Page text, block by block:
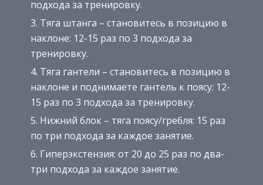
подхода за тренировку.
Тяга штанга – становитесь в позицию в
наклоне: 12-15 раз по 3 подхода за
тренировку.
Тяга гантели – становитесь в позицию в
наклоне и поднимаете гантель к поясу: 12-
15 раз по 3 подхода за тренировку.
Нижний блок – тяга поясу/гребля: 15 раз
по три подхода за каждое занятие.
Гиперэкстензия: от 20 до 25 раз по два-
три подхода за каждое занятие.